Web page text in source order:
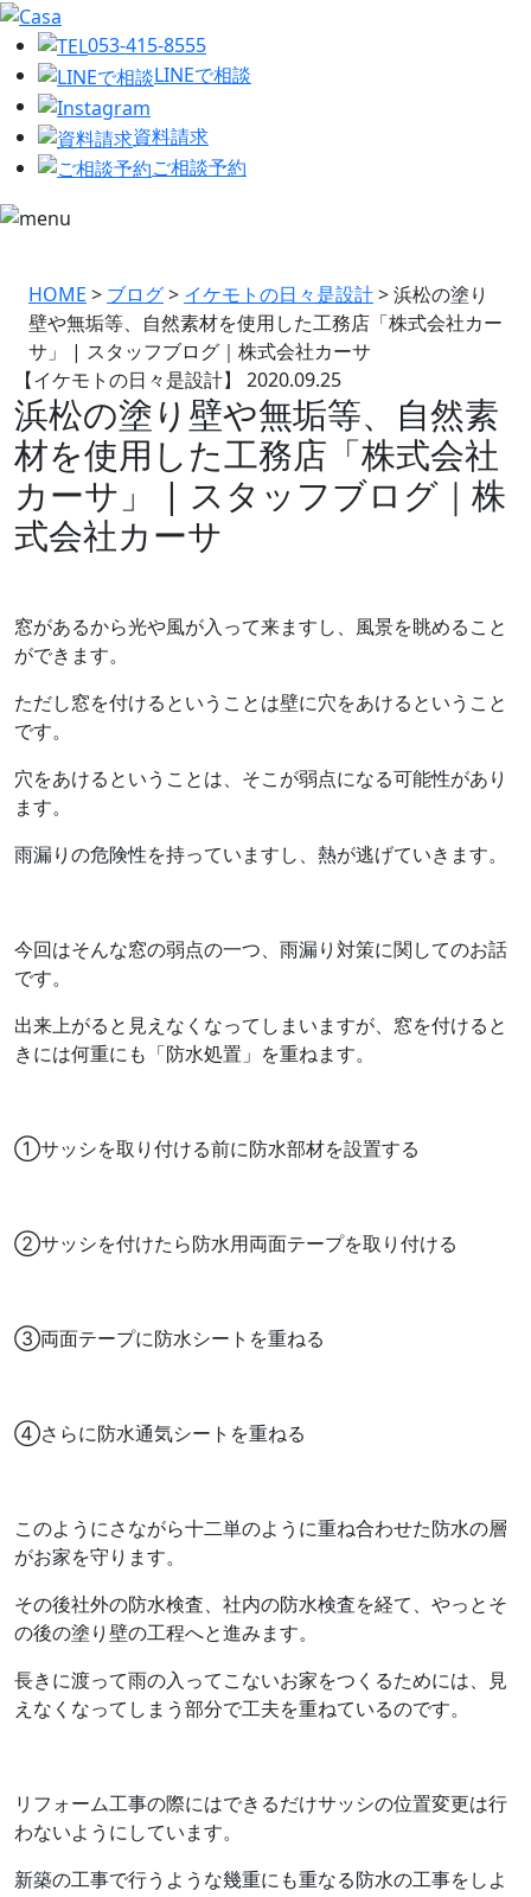
053-415-8555
LINEで相談
資料請求
ご相談予約
HOME > ブログ> イケモトの日々是設計>浜松の塗り
壁や無垢等、自然素材を使用した工務店「株式会社カー
サ」 | スタッフブログ｜株式会社カーサ
【イケモトの日々是設計】 2020.09.25
浜松の塗り壁や無垢等、自然素
材を使用した工務店「株式会社
カーサ」 | スタッフブログ｜株
式会社カーサ
窓があるから光や風が入って来ますし、風景を眺めること
ができます。
ただし窓を付けるということは壁に穴をあけるということ
です。
穴をあけるということは、そこが弱点になる可能性があり
ます。
雨漏りの危険性を持っていますし、熱が逃げていきます。
今回はそんな窓の弱点の一つ、雨漏り対策に関してのお話
です。
出来上がると見えなくなってしまいますが、窓を付けると
きには何重にも「防水処置」を重ねます。
①サッシを取り付ける前に防水部材を設置する
②サッシを付けたら防水用両面テープを取り付ける
③両面テープに防水シートを重ねる
④さらに防水通気シートを重ねる
このようにさながら十二単のように重ね合わせた防水の層
がお家を守ります。
その後社外の防水検査、社内の防水検査を経て、やっとそ
の後の塗り壁の工程へと進みます。
長きに渡って雨の入ってこないお家をつくるためには、見
えなくなってしまう部分で工夫を重ねているのです。
リフォーム工事の際にはできるだけサッシの位置変更は行
わないようにしています。
新築の工事で行うような幾重にも重なる防水の工事をしよ